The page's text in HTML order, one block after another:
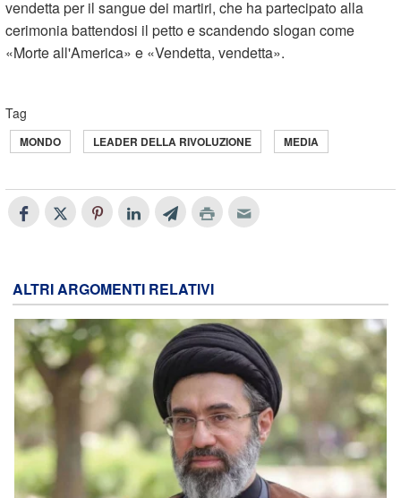
vendetta per il sangue dei martiri, che ha partecipato alla
cerimonia battendosi il petto e scandendo slogan come
«Morte all'America» e «Vendetta, vendetta».
Tag
MONDO LEADER DELLA RIVOLUZIONE MEDIA
ALTRI ARGOMENTI RELATIVI